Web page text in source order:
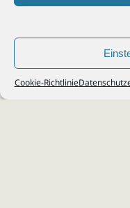
Cookie-Richtlinie
© 2026Steuerberater Kempf,